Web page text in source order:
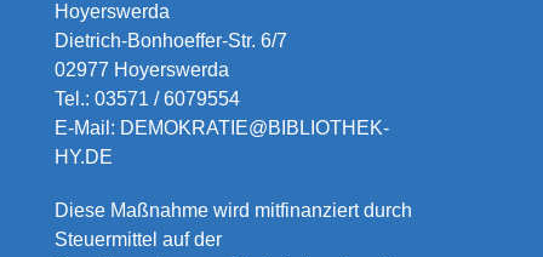
Hoyerswerda
Dietrich-Bonhoeffer-Str. 6/7
02977 Hoyerswerda
Tel.: 03571 / 6079554
E-Mail: DEMOKRATIE@BIBLIOTHEK-
HY.DE
Diese Maßnahme wird mitfinanziert durch
Steuermittel auf der